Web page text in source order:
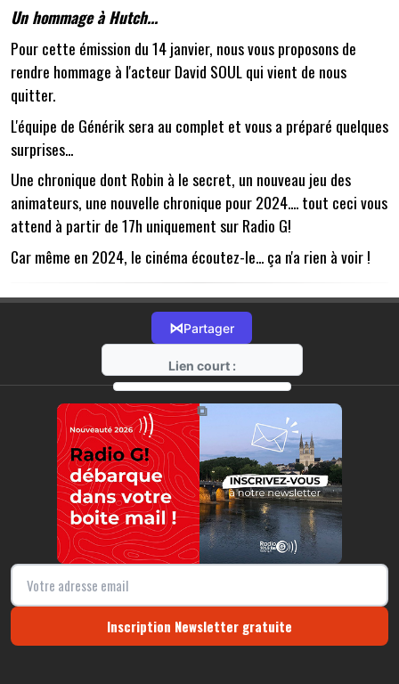
Un hommage à Hutch...
Pour cette émission du 14 janvier, nous vous proposons de
rendre hommage à l'acteur David SOUL qui vient de nous
quitter.
L'équipe de Générik sera au complet et vous a préparé quelques
surprises...
Une chronique dont Robin à le secret, un nouveau jeu des
animateurs, une nouvelle chronique pour 2024.... tout ceci vous
attend à partir de 17h uniquement sur Radio G!
Car même en 2024, le cinéma écoutez-le... ça n'a rien à voir !
⋈Partager
Lien court :
https://radio-g.fr?13637
⧉
Inscription Newsletter gratuite